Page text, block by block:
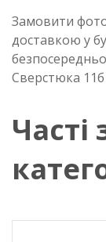
Замовити
доставкою у
Сверстюка
Часті